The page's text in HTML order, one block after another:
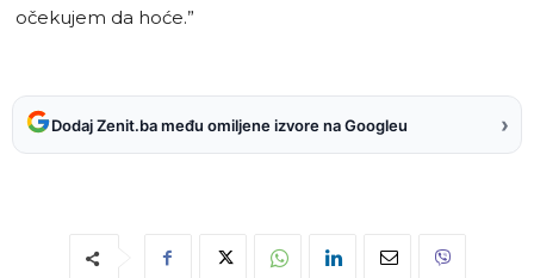
očekujem da hoće.”
Dodaj Zenit.ba među omiljene izvore na Googleu ›